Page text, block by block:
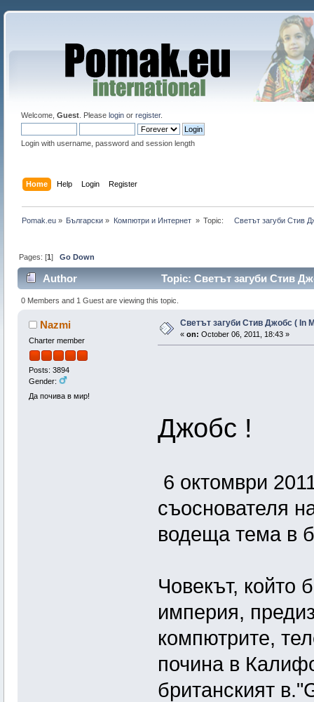
Welcome, Guest. Please loginor register.
Login with username, password and session length
Home Help Login Register
Pomak.eu » Български » Компютри и Интернет » Topic:
Светът загуби Стив
Pages: [1]Go Down
Author Topic: Светът загуби Стив
0 Members and 1 Guest are viewing this topic.
Nazmi
Charter member
Posts: 3894
Gender:
Да почива в мир!
Светът загуби Стив Джобс ( In
« on: October 06, 2011, 18:43 »
Джобс !
6 октомври
съоснователя
водеща тема в
Човекът, който
империя,
компютрите,
почина в
британският